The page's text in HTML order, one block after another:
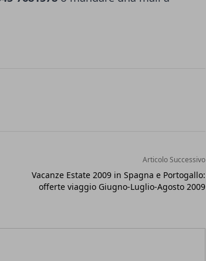
Articolo Successivo
Vacanze Estate 2009 in Spagna e Portogallo:
offerte viaggio Giugno-Luglio-Agosto 2009